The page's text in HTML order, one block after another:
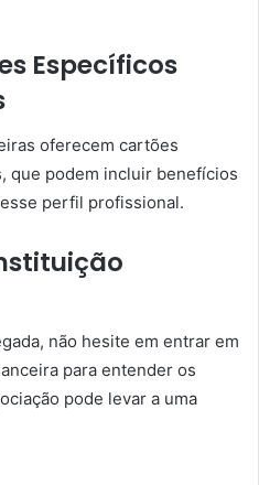
Específicos
oferecem cartões
que podem incluir benefícios
perfil profissional.
não hesite em entrar em
para entender os
pode levar a uma